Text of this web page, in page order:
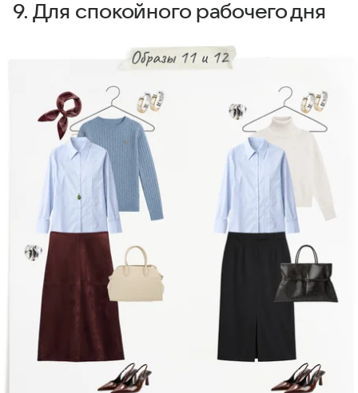
9. Для спокойного рабочего дня